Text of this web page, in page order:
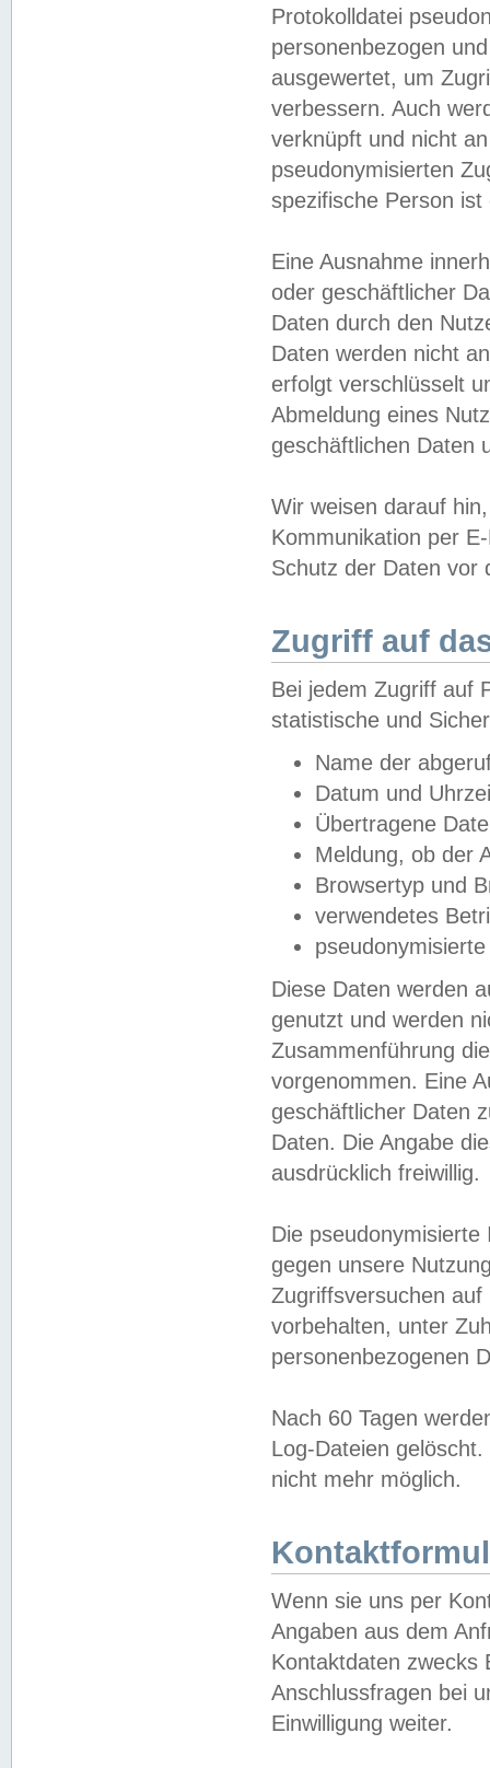
Protokolldatei
personenbezogen
ausgewertet, um
verbessern. Auch
verknüpft und nicht
pseudonymisierten
spezifische Person
Eine Ausnahme
oder geschäftlicher
Daten durch den
Daten werden nicht
erfolgt verschlüsselt
Abmeldung eines
geschäftlichen Daten
Wir weisen darauf
Kommunikation per
Schutz der Daten vor
Zugriff auf
Bei jedem Zugriff auf
statistische und
Name der
Datum und
Übertragene
Meldung, ob der
Browsertyp und
verwendetes
Diese Daten werden
genutzt und werden
Zusammenführung
vorgenommen. Eine
geschäftlicher Daten
Daten. Die Angabe
ausdrücklich freiwillig.
Die
gegen unsere
Zugriffsversuchen
vorbehalten, unter
personenbezogenen
Nach 60 Tagen
Log-Dateien
nicht mehr möglich.
Wenn sie uns per
Angaben aus dem
Kontaktdaten zwecks
Anschlussfragen bei
Einwilligung weiter.